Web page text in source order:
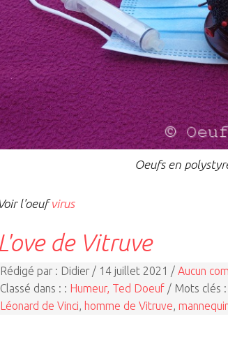
Oeufs en
Voir l'oeufvirus
L'ove de Vitruve
Rédigé par : Didier / 14 juillet 2021 / Aucun
Classé dans : : Humeur, Ted Doeuf / Mots clés :
Léonard de Vinci, homme de Vitruve,